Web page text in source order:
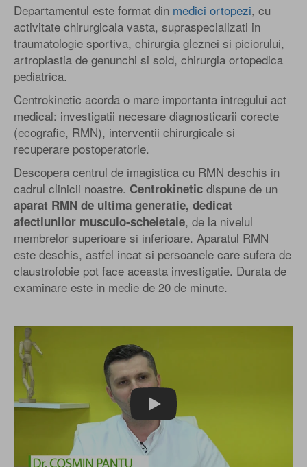
Departamentul este format din medici ortopezi, cu
activitate chirurgicala vasta, supraspecializati in
traumatologie sportiva, chirurgia gleznei si piciorului,
artroplastia de genunchi si sold, chirurgia ortopedica
pediatrica.
Centrokinetic acorda o mare importanta intregului act
medical: investigatii necesare diagnosticarii corecte
(ecografie, RMN), interventii chirurgicale si
recuperare postoperatorie.
Descopera centrul de imagistica cu RMN deschis in
cadrul clinicii noastre. Centrokinetic dispune de un
aparat RMN de ultima generatie, dedicat
afectiunilor musculo-scheletale, de la nivelul
membrelor superioare si inferioare. Aparatul RMN
este deschis, astfel incat si persoanele care sufera de
claustrofobie pot face aceasta investigatie. Durata de
examinare este in medie de 20 de minute.
Play